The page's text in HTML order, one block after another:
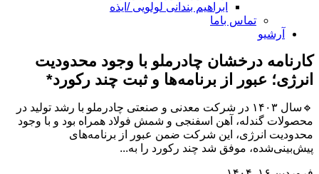
ابراهیم بندانی لولویی /ایذه
تماس باما
آرشیو
کارنامه درخشان چادرملو با وجود محدودیت
انرژی؛ عبور از برنامه‌ها و ثبت چند رکورد*
🔹سال ۱۴۰۳ در شرکت معدنی و صنعتی چادرملو با رشد تولید در
محصولات گندله، آهن اسفنجی و شمش فولاد همراه بود و با وجود
محدودیت انرژی، این شرکت ضمن عبور از برنامه‌های
پیش‌بینی‌شده، موفق شد چند رکورد را به...